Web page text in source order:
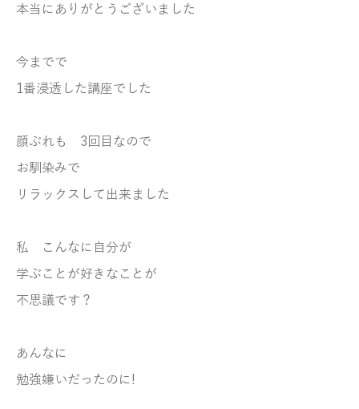
本当にありがとうございました
今までで
1番浸透した講座でした
顔ぶれも 3回目なので
お馴染みで
リラックスして出来ました
私 こんなに自分が
学ぶことが好きなことが
不思議です？
あんなに
勉強嫌いだったのに!